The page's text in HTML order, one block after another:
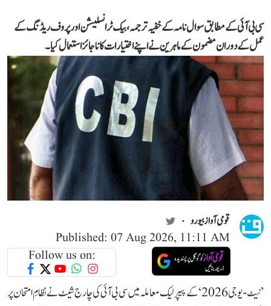
سی بی آئی کے مطابق سوال نامہ کے خفیہ ترجمہ، بیک ٹرانسلیشن اور پروف ریڈنگ کے
عمل کے دوران مضمون کے ماہرین نے اپنے اختیارات کا ناجائز استعمال کیا۔
قومی آواز بیورو
Published: 07 Aug 2026, 11:11 AM
Follow us on:
’نیٹ-یو جی 2026‘ کے پیپر لیک معاملہ میں سی بی آئی کی چارج شیٹ نے نظامِ امتحان پر